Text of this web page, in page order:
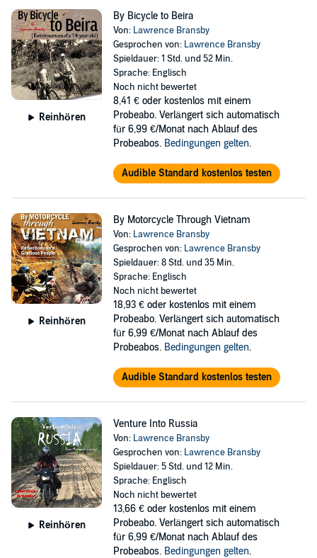
Reinhören
By Bicycle to Beira
Von: Lawrence Bransby
Gesprochen von: Lawrence Bransby
Spieldauer: 1 Std. und 52 Min.
Sprache: Englisch
Noch nicht bewertet
8,41 € oder kostenlos mit einem
Probeabo. Verlängert sich automatisch
für 6,99 €/Monat nach Ablauf des
Probeabos. Bedingungen gelten.
Audible Standard kostenlos testen
Reinhören
By Motorcycle Through Vietnam
Von: Lawrence Bransby
Gesprochen von: Lawrence Bransby
Spieldauer: 8 Std. und 35 Min.
Sprache: Englisch
Noch nicht bewertet
18,93 € oder kostenlos mit einem
Probeabo. Verlängert sich automatisch
für 6,99 €/Monat nach Ablauf des
Probeabos. Bedingungen gelten.
Audible Standard kostenlos testen
Reinhören
Venture Into Russia
Von: Lawrence Bransby
Gesprochen von: Lawrence Bransby
Spieldauer: 5 Std. und 12 Min.
Sprache: Englisch
Noch nicht bewertet
13,66 € oder kostenlos mit einem
Probeabo. Verlängert sich automatisch
für 6,99 €/Monat nach Ablauf des
Probeabos. Bedingungen gelten.